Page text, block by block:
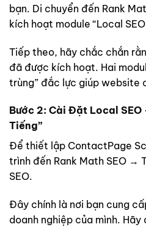
bạn. Di chuyển đến Rank
kích hoạt module “Local
Tiếp theo, hãy chắc chắn
đã được kích hoạt. Hai
trùng” đắc lực giúp website
Bước 2: Cài Đặt Local SEO
Tiếng”
Để thiết lập ContactPage
trình đến Rank Math SEO →
SEO.
Đây chính là nơi bạn cung
doanh nghiệp của mình.